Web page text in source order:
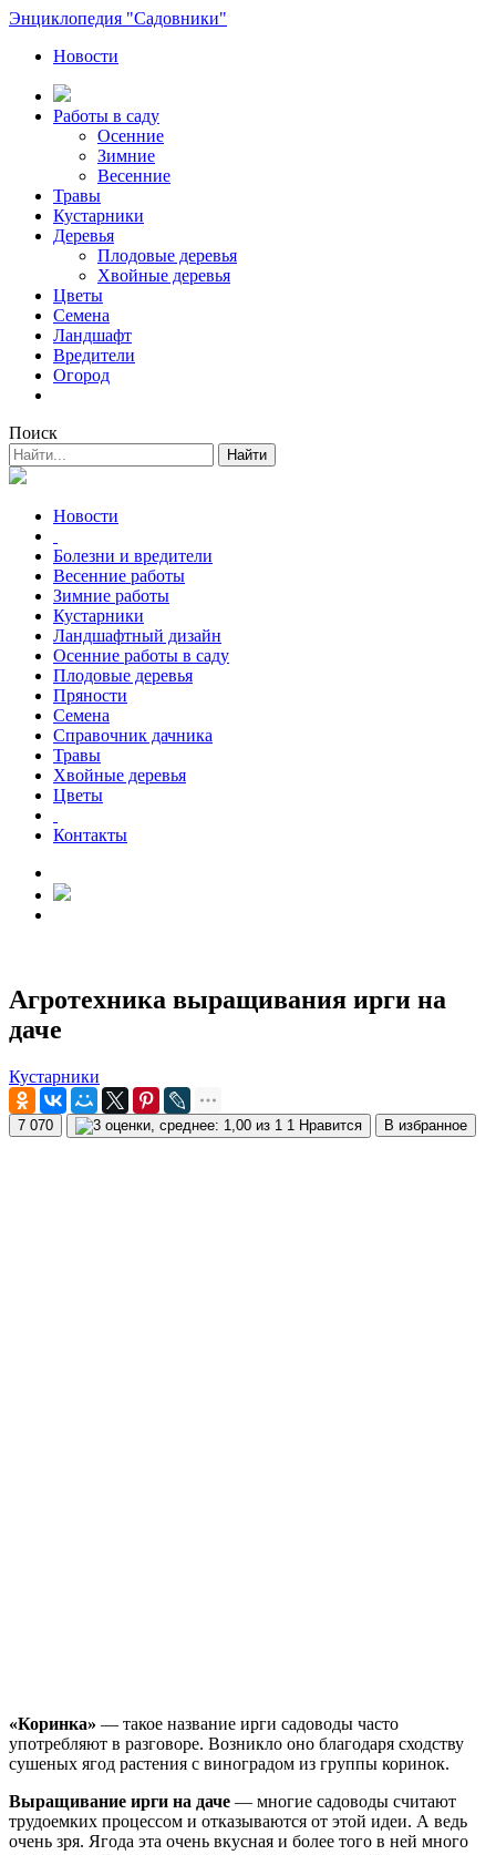
Энциклопедия "Садовники"
Новости
Работы в саду
Осенние
Зимние
Весенние
Травы
Кустарники
Деревья
Плодовые деревья
Хвойные деревья
Цветы
Семена
Ландшафт
Вредители
Огород
Поиск
Новости
Болезни и вредители
Весенние работы
Зимние работы
Кустарники
Ландшафтный дизайн
Осенние работы в саду
Плодовые деревья
Пряности
Семена
Справочник дачника
Травы
Хвойные деревья
Цветы
Контакты
Агротехника выращивания ирги на
даче
Кустарники
7 070 1 Нравится В избранное
«Коринка» — такое название ирги садоводы часто
употребляют в разговоре. Возникло оно благодаря сходству
сушеных ягод растения с виноградом из группы коринок.
Выращивание ирги на даче — многие садоводы считают
трудоемких процессом и отказываются от этой идеи. А ведь
очень зря. Ягода эта очень вкусная и более того в ней много